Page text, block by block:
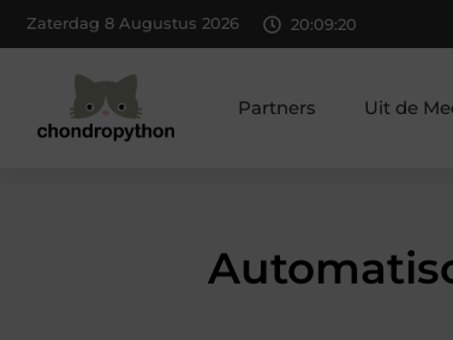
Zaterdag 8 Augustus 2026 20:09:21
Partners Uit de